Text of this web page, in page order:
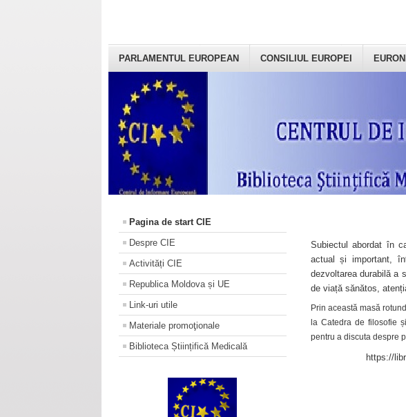
PARLAMENTUL EUROPEAN CONSILIUL EUROPEI
Pagina de start CIE
Despre CIE
Activități CIE
Republica Moldova și UE
Link-uri utile
Materiale promoţionale
Biblioteca Științifică Medicală
Subiectul abordat în
actual și important,
dezvoltarea durabilă a
de viață sănătos,
Prin această masă
la Catedra de filosofie
pentru a discuta despre
https://